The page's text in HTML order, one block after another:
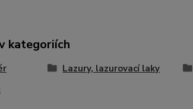
kategoriích
Lazury, lazurovací laky